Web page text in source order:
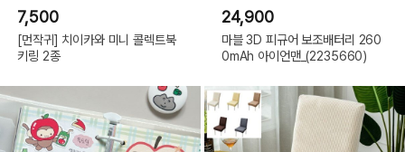
7,500
[먼작귀] 치이카와 미니 콜렉트북
키링 2종
24,900
마블 3D 피규어 보조배터리 260
0mAh 아이언맨_(2235660)